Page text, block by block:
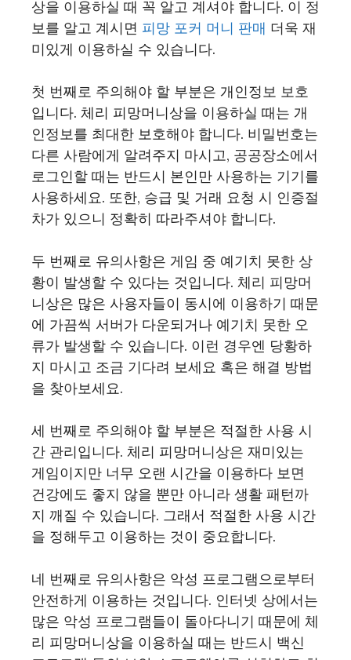
상을 이용하실 때 꼭 알고 계셔야 합니다. 이 정
보를 알고 계시면 피망 포커 머니 판매 더욱 재
미있게 이용하실 수 있습니다.
첫 번째로 주의해야 할 부분은 개인정보 보호
입니다. 체리 피망머니상을 이용하실 때는 개
인정보를 최대한 보호해야 합니다. 비밀번호는
다른 사람에게 알려주지 마시고, 공공장소에서
로그인할 때는 반드시 본인만 사용하는 기기를
사용하세요. 또한, 승급 및 거래 요청 시 인증절
차가 있으니 정확히 따라주셔야 합니다.
두 번째로 유의사항은 게임 중 예기치 못한 상
황이 발생할 수 있다는 것입니다. 체리 피망머
니상은 많은 사용자들이 동시에 이용하기 때문
에 가끔씩 서버가 다운되거나 예기치 못한 오
류가 발생할 수 있습니다. 이런 경우엔 당황하
지 마시고 조금 기다려 보세요 혹은 해결 방법
을 찾아보세요.
세 번째로 주의해야 할 부분은 적절한 사용 시
간 관리입니다. 체리 피망머니상은 재미있는
게임이지만 너무 오랜 시간을 이용하다 보면
건강에도 좋지 않을 뿐만 아니라 생활 패턴까
지 깨질 수 있습니다. 그래서 적절한 사용 시간
을 정해두고 이용하는 것이 중요합니다.
네 번째로 유의사항은 악성 프로그램으로부터
안전하게 이용하는 것입니다. 인터넷 상에서는
많은 악성 프로그램들이 돌아다니기 때문에 체
리 피망머니상을 이용하실 때는 반드시 백신